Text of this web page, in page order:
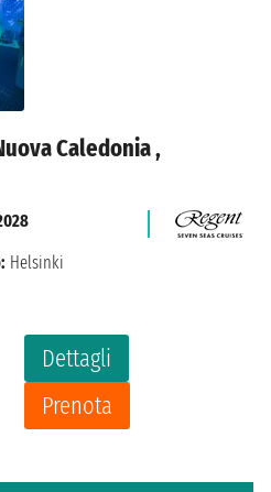
Caledonia ,
Dettagli
Prenota
Helsinki